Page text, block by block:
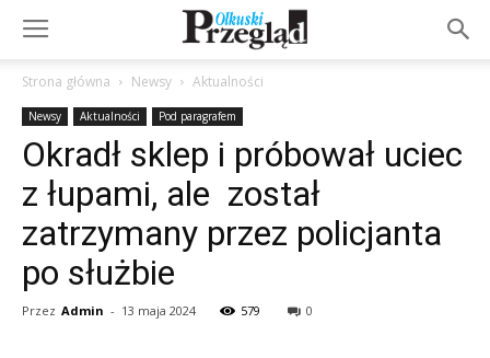
Strona główna Newsy Aktualności
Newsy Aktualności Pod paragrafem
Okradł sklep i próbował uciec
z łupami, ale został
zatrzymany przez policjanta
po służbie
Przez Admin - 13 maja 2024 579 0